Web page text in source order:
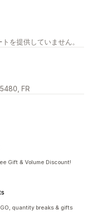
を提供していません。
FR
Gift & Volume Discount!
quantity breaks & gifts